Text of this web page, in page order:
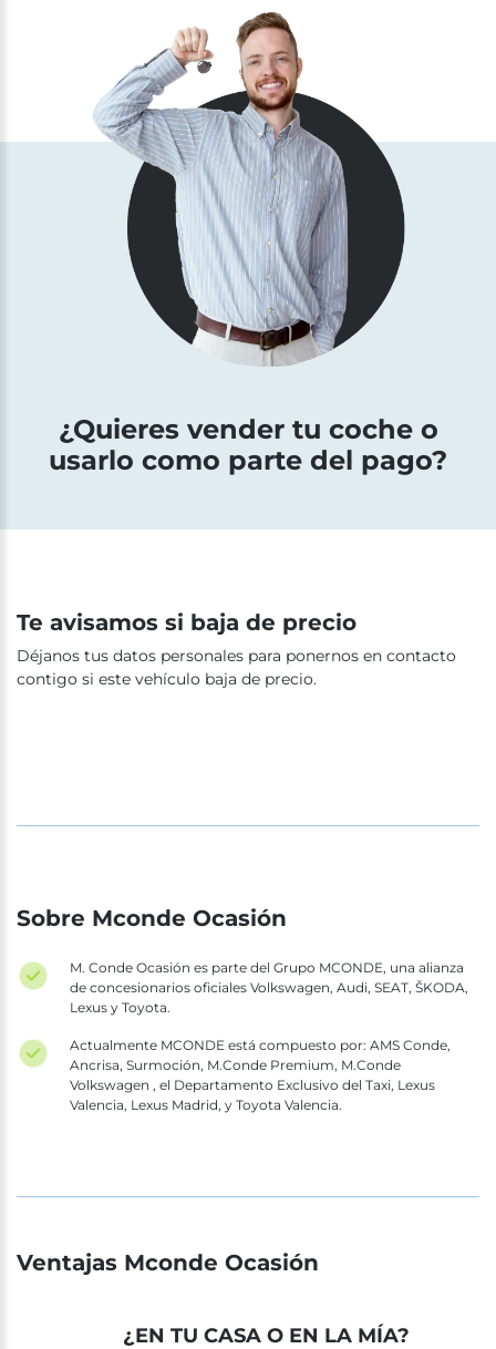
¿Quieres vender tu coche o
usarlo como parte del pago?
Te avisamos si baja de precio
Déjanos tus datos personales para ponernos en contacto
contigo si este vehículo baja de precio.
Sobre Mconde Ocasión
M. Conde Ocasión es parte del Grupo MCONDE, una alianza
de concesionarios oficiales Volkswagen, Audi, SEAT, ŠKODA,
Lexus y Toyota.
Actualmente MCONDE está compuesto por: AMS Conde,
Ancrisa, Surmoción, M.Conde Premium, M.Conde
Volkswagen , el Departamento Exclusivo del Taxi, Lexus
Valencia, Lexus Madrid, y Toyota Valencia.
Ventajas Mconde Ocasión
¿EN TU CASA O EN LA MÍA?